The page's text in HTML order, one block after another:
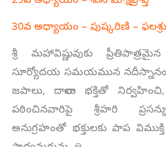
30వ అధ్యాయం – పుష్కరిణి –
శ్రీ మహావిష్ణువుకు
సూర్యోదయ సమయమున నదీస్నానం
జపాలు, దానాలు భక్తితో
పఠించినవారిపై శ్రీహరి
అనుగ్రహంతో భక్తులకు పాప